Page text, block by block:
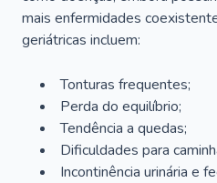
mais enfermidades
geriátricas incluem:
Tonturas frequentes;
Perda do equilíbrio;
Tendência a quedas;
Dificuldades para
Incontinência urinária e